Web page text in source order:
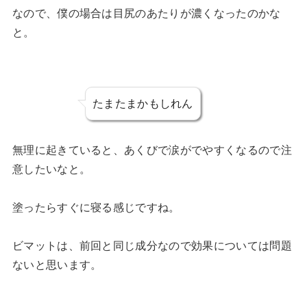
なので、僕の場合は目尻のあたりが濃くなったのかな
と。
たまたまかもしれん
無理に起きていると、あくびで涙がでやすくなるので注
意したいなと。
塗ったらすぐに寝る感じですね。
ビマットは、前回と同じ成分なので効果については問題
ないと思います。